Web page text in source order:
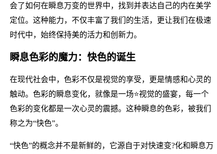
会了如何在瞬息万变的世界中，找到并表达自己的内在美学
定位。这种能力，不仅丰富了我们的生活，更让我们在极速
时代中，始终保持美的活力和创新力。
瞬息色彩的魔力：快色的诞生
在现代社会中，色彩不仅是视觉的享受，更是情感和心灵的
触动。色彩的瞬息变化，就像是一场⭐视觉的盛宴，每一个
色彩的变化都是一次心灵的震撼。这种瞬息的色彩，被我们
称之为“快色”。
“快色”的概念并不是新鲜的，它源自于对快速变?化和瞬息万